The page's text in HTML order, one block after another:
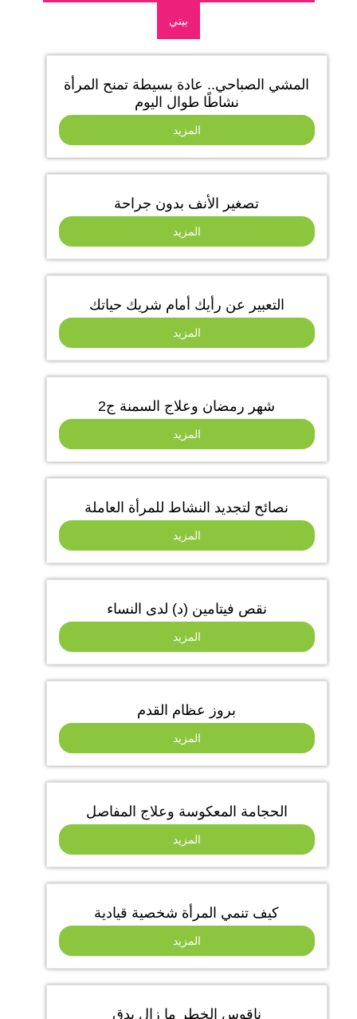
بيتي
المشي الصباحي.. عادة بسيطة تمنح المرأة
نشاطًا طوال اليوم
المزيد
تصغير الأنف بدون جراحة
المزيد
التعبير عن رأيك أمام شريك حياتك
المزيد
شهر رمضان وعلاج السمنة ج2
المزيد
نصائح لتجديد النشاط للمرأة العاملة
المزيد
نقص فيتامين (د) لدى النساء
المزيد
بروز عظام القدم
المزيد
الحجامة المعكوسة وعلاج المفاصل
المزيد
كيف تنمي المرأة شخصية قيادية
المزيد
ناقوس الخطر ما زال يدق